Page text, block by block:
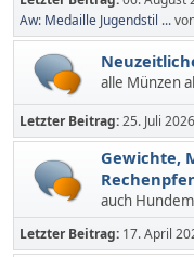
Aw: Medaille Jugendstil ...
alle Münzen
Letzter Beitrag:25. Juli
Gewichte,
auch
Letzter Beitrag: 17. April